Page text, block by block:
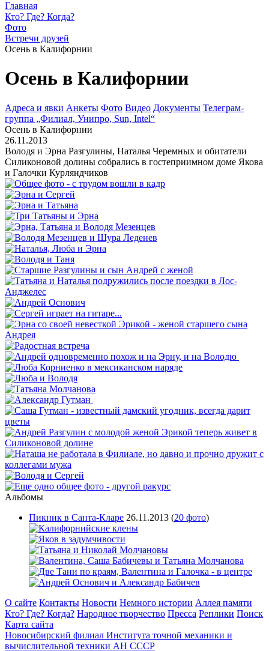
Главная
Кто? Где? Когда?
Фото
Встречи друзей
Осень в Калифорнии
Осень в Калифорнии
Адреса и явки Анкеты Фото Видео Документы Телеграм-
группа „Филиал, Унипро, Sun, Intel“
Осень в Калифорнии
26.11.2013
Володя и Эрна Разгулины, Наталья Черемных и обитатели
Силиконовой долины собрались в гостеприимном доме Якова
и Галочки Курляндчиков
Альбомы
Пикник в Санта-Кларе 26.11.2013 (20 фото)
О сайте Контакты Новости Немного истории Аллея памяти
Кто? Где? Когда? Народное творчество Пресса Реплики Поиск
Карта сайта
Новосибирский филиал Института точной механики и
вычислительной техники АН СССР